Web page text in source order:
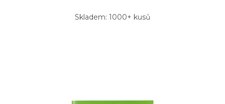
Skladem: 1000+ kusů